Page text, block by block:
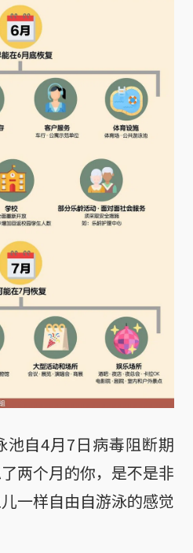
池自4月7日病毒阻断期
两个月的你，是不是非
一样自由自游泳的感觉